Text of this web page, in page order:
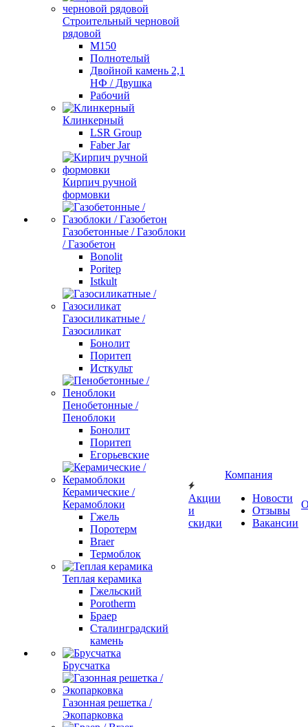
Строительный черновой
рядовой
М150
Полнотелый
Двойной камень 2,1
НФ / Двушка
Рабочий
Клинкерный
LSR Group
Faber Jar
Кирпич ручной
формовки
Газобетонные / Газоблоки
/ Газобетон
Bonolit
Poritep
Istkult
Газосиликатные /
Газосиликат
Бонолит
Поритеп
Исткульт
Пенобетонные /
Пеноблоки
Бонолит
Поритеп
Егорьевские
Керамические /
Керамоблоки
Гжель
Поротерм
Braer
Термоблок
Теплая керамика
Гжельский
Porotherm
Браер
Сталинградский
камень
Брусчатка
Газонная решетка /
Экопарковка
Акции
и
скидки
Компания
Новости
Отзывы
Вакансии